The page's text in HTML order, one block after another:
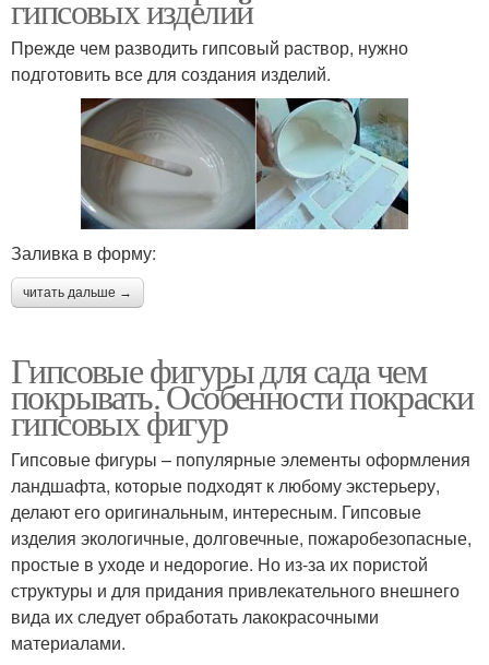
гипсовых изделий
Прежде чем разводить гипсовый раствор, нужно
подготовить все для создания изделий.
Заливка в форму:
читать дальше →
Гипсовые фигуры для сада чем
покрывать. Особенности покраски
гипсовых фигур
Гипсовые фигуры – популярные элементы оформления
ландшафта, которые подходят к любому экстерьеру,
делают его оригинальным, интересным. Гипсовые
изделия экологичные, долговечные, пожаробезопасные,
простые в уходе и недорогие. Но из-за их пористой
структуры и для придания привлекательного внешнего
вида их следует обработать лакокрасочными
материалами.